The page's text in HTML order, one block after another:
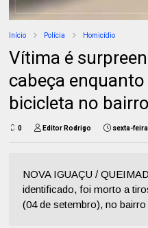
Início Polícia Homicídio
Vítima é
cabeça
bicicleta no
0 Editor Rodrigo sexta-
NOVA IGUAÇU /
identificado, foi morto a
(04 de setembro), no bairro